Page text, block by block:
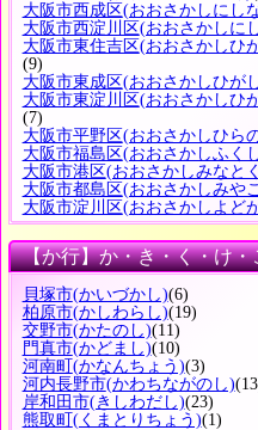
大阪市西成区(おおさかしにし
大阪市西淀川区(おおさかしに
大阪市東住吉区(おおさかしひ
(9)
大阪市東成区(おおさかしひが
大阪市東淀川区(おおさかしひ
(7)
大阪市平野区(おおさかしひら
大阪市福島区(おおさかしふく
大阪市港区(おおさかしみなと
大阪市都島区(おおさかしみや
大阪市淀川区(おおさかしよど
【か行】か・き・く・け・
貝塚市(かいづかし)(6)
柏原市(かしわらし)(19)
交野市(かたのし)(11)
門真市(かどまし)(10)
河南町(かなんちょう)(3)
河内長野市(かわちながのし)
岸和田市(きしわだし)(23)
熊取町(くまとりちょう)(1)